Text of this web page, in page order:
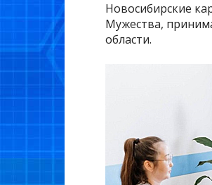
Новосибирские
Мужества,
области.